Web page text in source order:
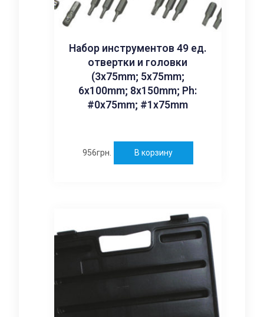
Набор инструментов 49 ед.
отвертки и головки
(3x75mm; 5x75mm;
6x100mm; 8x150mm; Ph:
#0x75mm; #1x75mm
956грн. В корзину